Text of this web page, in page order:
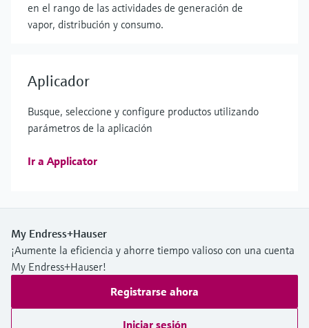
en el rango de las actividades de generación de
vapor, distribución y consumo.
Aplicador
Busque, seleccione y configure productos utilizando
parámetros de la aplicación
Ir a Applicator
My Endress+Hauser
¡Aumente la eficiencia y ahorre tiempo valioso con una cuenta
My Endress+Hauser!
Registrarse ahora
Iniciar sesión